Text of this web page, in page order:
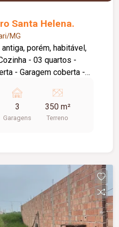
408 MW, geradas por
Francis . Tem uma
de 79 metros, com
de energia
de 2050 m.
Santa Helena.
MG
porém, habitável,
- Garagem coberta -
3
Garagens
350 m²
Terreno